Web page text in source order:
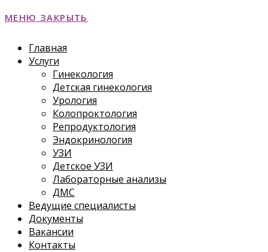
МЕНЮ ЗАКРЫТЬ
Главная
Услуги
Гинекология
Детская гинекология
Урология
Колопроктология
Репродуктология
Эндокринология
УЗИ
Детское УЗИ
Лабораторные анализы
ДМС
Ведущие специалисты
Документы
Вакансии
Контакты